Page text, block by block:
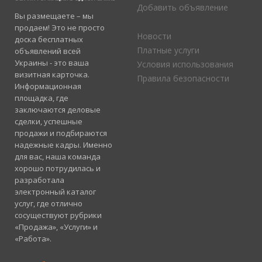
Вы размещаете – мы
продаем! Это не просто
доска бесплатных
объявлений всей
Украины - это ваша
визитная карточка.
Информационная
площадка, где
заключаются деловые
сделки, успешные
продажи и подбираются
надежные кадры. Именно
для вас, наша команда
хорошо потрудилась и
разработала
электронный каталог
услуг, где отлично
сосуществуют рубрики
«Продажа», «Услуги» и
«Работа».
Добавить объявление
Новости
Платные услуги
Условия использования
Правила безопасности